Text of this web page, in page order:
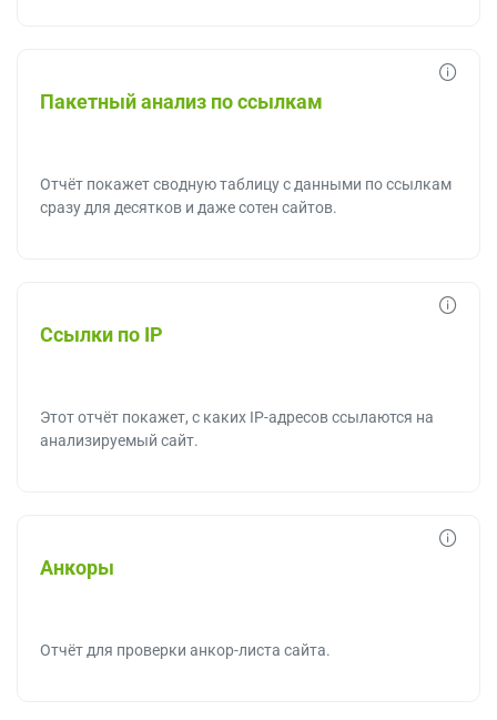
Пакетный анализ по ссылкам
Отчёт покажет сводную таблицу с данными по ссылкам
сразу для десятков и даже сотен сайтов.
Ссылки по IP
Этот отчёт покажет, с каких IP-адресов ссылаются на
анализируемый сайт.
Анкоры
Отчёт для проверки анкор-листа сайта.